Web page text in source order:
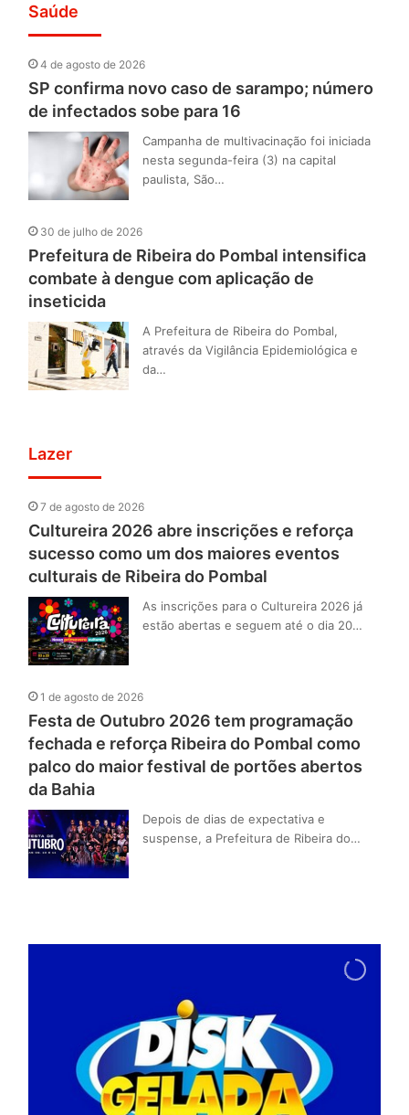
Saúde
4 de agosto de 2026
SP confirma novo caso de sarampo; número
de infectados sobe para 16
Campanha de multivacinação foi iniciada
nesta segunda-feira (3) na capital
paulista, São…
30 de julho de 2026
Prefeitura de Ribeira do Pombal intensifica
combate à dengue com aplicação de
inseticida
A Prefeitura de Ribeira do Pombal,
através da Vigilância Epidemiológica e
da…
Lazer
7 de agosto de 2026
Cultureira 2026 abre inscrições e reforça
sucesso como um dos maiores eventos
culturais de Ribeira do Pombal
As inscrições para o Cultureira 2026 já
estão abertas e seguem até o dia 20…
1 de agosto de 2026
Festa de Outubro 2026 tem programação
fechada e reforça Ribeira do Pombal como
palco do maior festival de portões abertos
da Bahia
Depois de dias de expectativa e
suspense, a Prefeitura de Ribeira do…